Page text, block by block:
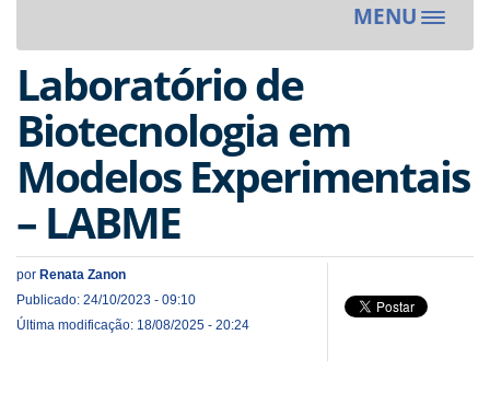
MENU
Toggle
Laboratório de
Biotecnologia em
Modelos Experimentais
– LABME
por Renata Zanon
Publicado: 24/10/2023 - 09:10
Última modificação: 18/08/2025 - 20:24